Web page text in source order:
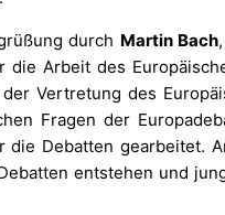
durch Martin Bach
Arbeit des
Vertretung des
Fragen der
Debatten gearbeitet.
entstehen und